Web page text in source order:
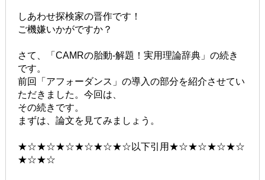
しあわせ探検家の晋作です！
ご機嫌いかがですか？
さて、「CAMRの胎動-解題！実用理論辞典」の続き
です。
前回「アフォーダンス」の導入の部分を紹介させてい
ただきました。今回は、
その続きです。
まずは、論文を見てみましょう。
★☆★☆★☆★☆★☆★☆以下引用★☆★☆★☆★☆
★☆★☆